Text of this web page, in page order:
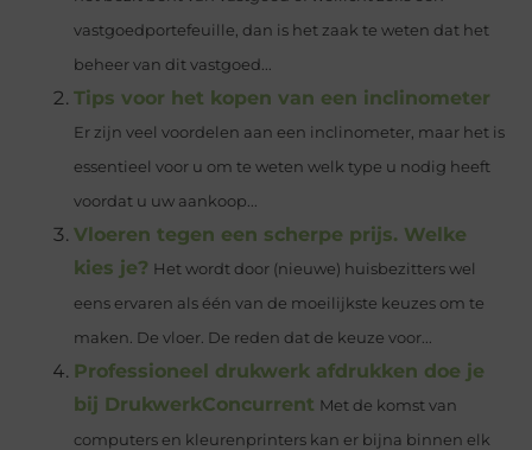
vastgoedportefeuille, dan is het zaak te weten dat het
beheer van dit vastgoed...
Tips voor het kopen van een inclinometer
Er zijn veel voordelen aan een inclinometer, maar het is
essentieel voor u om te weten welk type u nodig heeft
voordat u uw aankoop...
Vloeren tegen een scherpe prijs. Welke
kies je? Het wordt door (nieuwe) huisbezitters wel
eens ervaren als één van de moeilijkste keuzes om te
maken. De vloer. De reden dat de keuze voor...
Professioneel drukwerk afdrukken doe je
bij DrukwerkConcurrent Met de komst van
computers en kleurenprinters kan er bijna binnen elk